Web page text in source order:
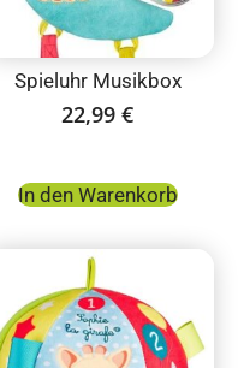
Spieluhr Musikbox
22,99 €
In den Warenkorb